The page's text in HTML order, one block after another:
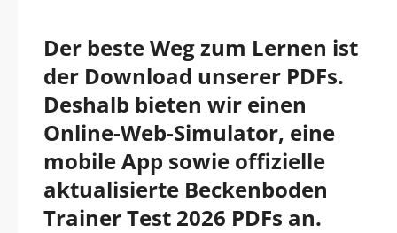
Der beste Weg zum Lernen ist
der Download unserer PDFs.
Deshalb bieten wir einen
Online-Web-Simulator, eine
mobile App sowie offizielle
aktualisierte Beckenboden
Trainer Test 2026 PDFs an.